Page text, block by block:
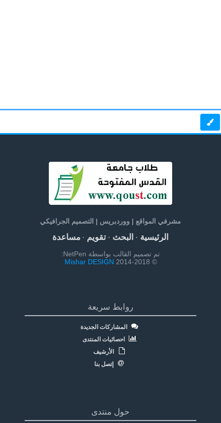
مشرفي المواقع | ووردبريس | التصميم الجرافيكي
الرئيسية· البحث· تقويم· مساعدة
تم تصميم القالب بواسطة NetPen:
© 2014-2018
Mishar DESIGN
روابط سريعة
المشاركات الجديدة
احصائيات المنتدى
الأرشيف
إتصل بنا
حول منتدى